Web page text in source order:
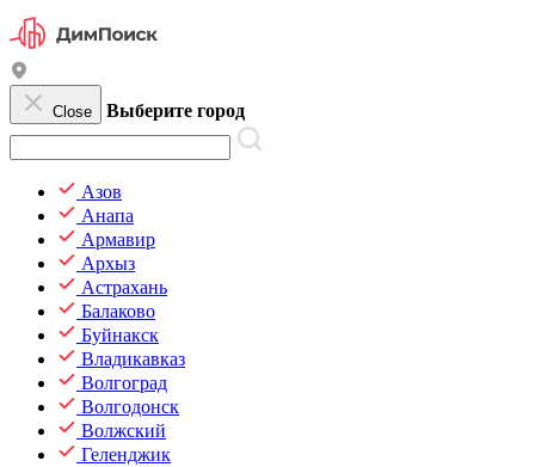
Close Выберите город
Азов
Анапа
Армавир
Архыз
Астрахань
Балаково
Буйнакск
Владикавказ
Волгоград
Волгодонск
Волжский
Геленджик